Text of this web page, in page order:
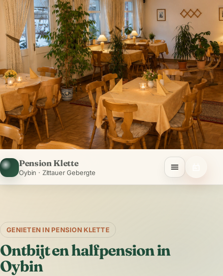
Pension Klette
Oybin · Zittauer Gebergte
GENIETEN IN PENSION KLETTE
Ontbijt en halfpension in
Oybin